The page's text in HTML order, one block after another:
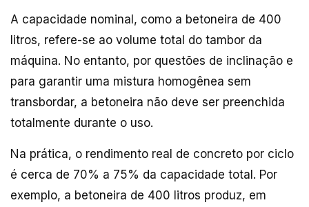
A capacidade nominal, como a betoneira de 400
litros, refere-se ao volume total do tambor da
máquina. No entanto, por questões de inclinação e
para garantir uma mistura homogênea sem
transbordar, a betoneira não deve ser preenchida
totalmente durante o uso.
Na prática, o rendimento real de concreto por ciclo
é cerca de 70% a 75% da capacidade total. Por
exemplo, a betoneira de 400 litros produz, em